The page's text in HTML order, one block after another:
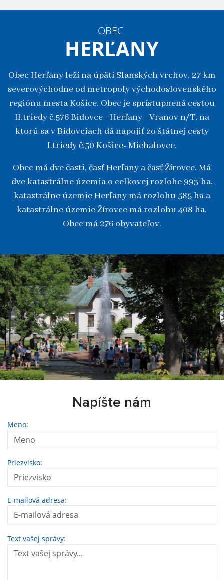
OBEC
HERĽANY
Obec Herľany leží na úpätí Slanských vrchov, 27 km
severovýchodne od metropoly východoslovenského
regiónu mesta Košice. Obec je sprístupnená cestou
II.triedy č.576 Bidovce - Herľany - Vranov n/T, na
ktorú sa v Bidovciach dá napojiť zo štátnej cesty
I.triedy č.50 Košice- Michalovce.
Obec má dve časti, časť Herľany a časť Žírovce. Má
dve katastrálne územia o celkovej rozlohe 993 ha,
katastrálne územie Herľany má rozlohu 585 ha a
katastrálne územie Žírovce má rozlohu 408 ha.
Obec má 276 obyvateľov.
Napíšte nám
Meno:
Priezvisko:
E-mailová adresa:
Text vašej správy: